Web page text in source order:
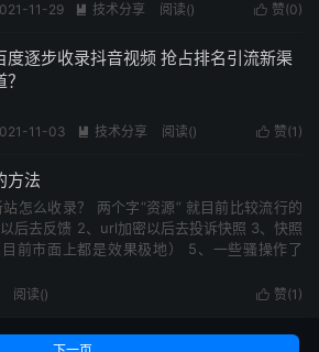
 赞(0)
11-29  技术分享 阅读()
度逐步收录抖音视频 抢占排名引流新渠
 赞(1 )
11-03  技术分享 阅读()
方法
怎么收录？ 两个字“资源” 就目前比较流行的
后去反馈 2、url加密以后去投诉快照 3、快照
前市面上都是效果极地） 5、一些骚操作了
 赞(1 )
阅读()